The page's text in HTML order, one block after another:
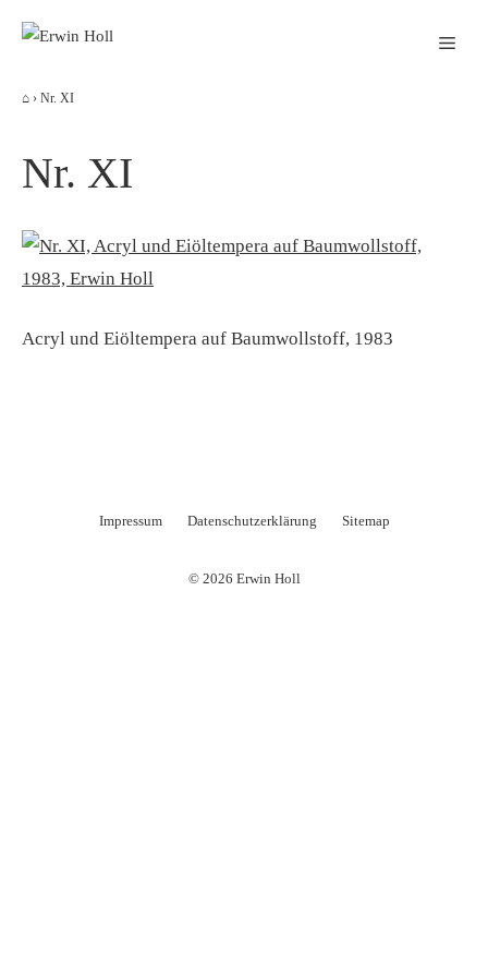
Inhalt
⌂ › Nr. XI
Nr. XI
Acryl und Eiöltempera auf Baumwollstoff, 1983
Impressum Datenschutzerklärung Sitemap
© 2026 Erwin Holl